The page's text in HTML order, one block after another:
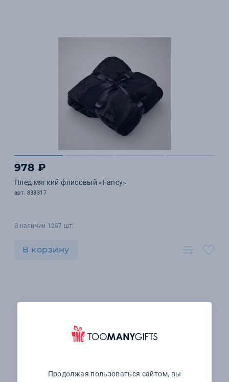
978 ₽
Плед мягкий флисовый «Fancy»
арт. 838317
В наличии 1267 шт.
В корзину
Продолжая пользоваться сайтом, вы